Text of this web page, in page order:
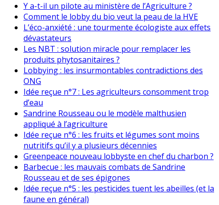
Y a-t-il un pilote au ministère de l’Agriculture ?
Comment le lobby du bio veut la peau de la HVE
L’éco-anxiété : une tourmente écologiste aux effets
dévastateurs
Les NBT : solution miracle pour remplacer les
produits phytosanitaires ?
Lobbying : les insurmontables contradictions des
ONG
Idée reçue n°7 : Les agriculteurs consomment trop
d’eau
Sandrine Rousseau ou le modèle malthusien
appliqué à l’agriculture
Idée reçue n°6 : les fruits et légumes sont moins
nutritifs qu’il y a plusieurs décennies
Greenpeace nouveau lobbyste en chef du charbon ?
Barbecue : les mauvais combats de Sandrine
Rousseau et de ses épigones
Idée reçue n°5 : les pesticides tuent les abeilles (et la
faune en général)